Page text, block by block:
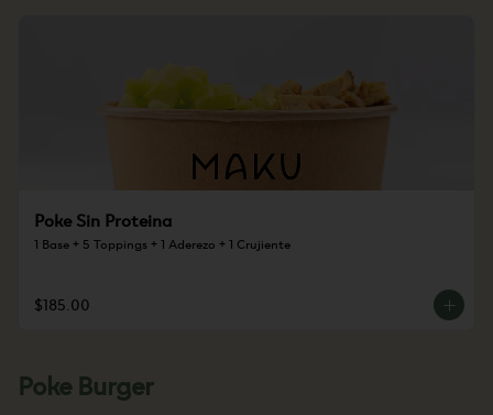
Poke Sin Proteina
1 Base + 5 Toppings + 1 Aderezo + 1 Crujiente
$185.00
Poke Burger